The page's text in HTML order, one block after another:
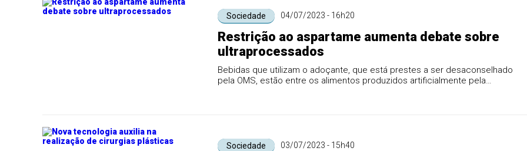
Sociedade 04/07/2023 - 16h20
Restrição ao aspartame aumenta debate sobre
ultraprocessados
Bebidas que utilizam o adoçante, que está prestes a ser desaconselhado
pela OMS, estão entre os alimentos produzidos artificialmente pela
Sociedade 03/07/2023 - 15h40